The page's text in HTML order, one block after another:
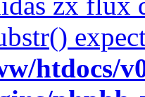
htdocs/